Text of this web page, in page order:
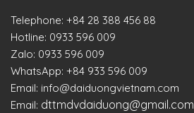
Telephone: +84 28 388 456 88
Hotline: 0933 596 009
Zalo: 0933 596 009
WhatsApp: +84 933 596 009
Email: info@daiduongvietnam.com
Email: dttmdvdaiduong@gmail.com